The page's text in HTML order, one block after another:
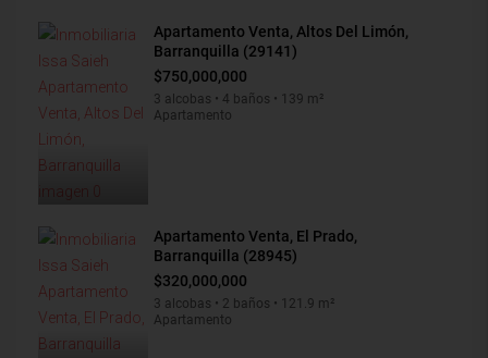
Apartamento Venta, Altos Del Limón,
Barranquilla (29141)
$750,000,000
3 alcobas • 4 baños • 139 m²
Apartamento
Apartamento Venta, El Prado,
Barranquilla (28945)
$320,000,000
3 alcobas • 2 baños • 121.9 m²
Apartamento